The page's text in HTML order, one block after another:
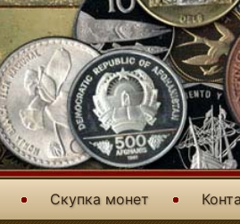
Скупка монет